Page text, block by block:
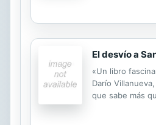
and beautiful
Canal's history,
maintenance
well as the
watershed.
El desvío a
«Un libro
Darío
que sabe más
tiempo y de